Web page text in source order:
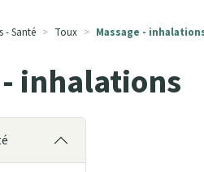
- Santé Toux Massage -
- inhalations